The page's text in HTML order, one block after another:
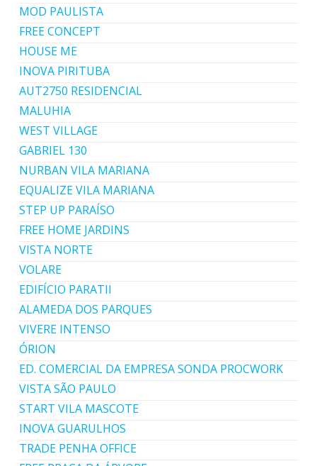
MOD PAULISTA
FREE CONCEPT
HOUSE ME
INOVA PIRITUBA
AUT2750 RESIDENCIAL
MALUHIA
WEST VILLAGE
GABRIEL 130
NURBAN VILA MARIANA
EQUALIZE VILA MARIANA
STEP UP PARAÍSO
FREE HOME JARDINS
VISTA NORTE
VOLARE
EDIFÍCIO PARATII
ALAMEDA DOS PARQUES
VIVERE INTENSO
ÓRION
ED. COMERCIAL DA EMPRESA SONDA PROCWORK
VISTA SÃO PAULO
START VILA MASCOTE
INOVA GUARULHOS
TRADE PENHA OFFICE